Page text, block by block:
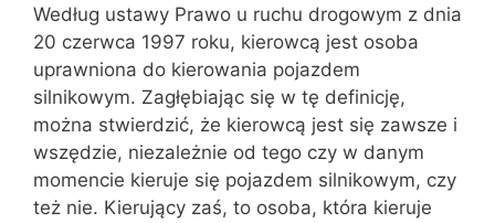
Według ustawy Prawo u ruchu drogowym z dnia
20 czerwca 1997 roku, kierowcą jest osoba
uprawniona do kierowania pojazdem
silnikowym. Zagłębiając się w tę definicję,
można stwierdzić, że kierowcą jest się zawsze i
wszędzie, niezależnie od tego czy w danym
momencie kieruje się pojazdem silnikowym, czy
też nie. Kierujący zaś, to osoba, która kieruje